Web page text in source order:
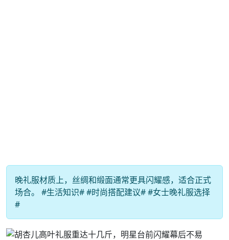
晚礼服材质上，丝绸和缎面通常更具闪耀感，适合正式
场合。 #生活知识# #时尚搭配建议# #女士晚礼服选择
#